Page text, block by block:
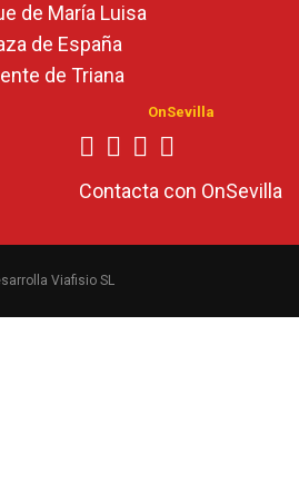
de María Luisa
de España
de Triana
OnSevilla
Contacta con OnSevilla
Viafisio SL